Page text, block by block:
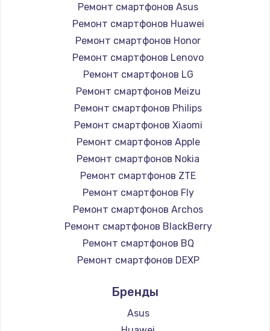
Настройка ОС
1320 руб.
Заказать
Чистка от пыли
990 руб.
Заказать
Замена жесткого диска
875 руб.
Заказать
Установка драйверов
875 руб.
Заказать
Замена вебкамеры
1490 руб.
Заказать
Ремонт смартфонов Asus
Ремонт смартфонов Huawei
Ремонт смартфонов Honor
Ремонт смартфонов Lenovo
Ремонт смартфонов LG
Ремонт смартфонов Meizu
Ремонт смартфонов Philips
Ремонт смартфонов Xiaomi
Ремонт смартфонов Apple
Ремонт смартфонов Nokia
Ремонт смартфонов ZTE
Ремонт смартфонов Fly
Ремонт смартфонов Archos
Ремонт смартфонов BlackBerry
Ремонт смартфонов BQ
Ремонт смартфонов DEXP
Ремонт смартфонов Ginzzu
Ремонт смартфонов Highscreen
Ремонт смартфонов Irbis
Бренды
Asus